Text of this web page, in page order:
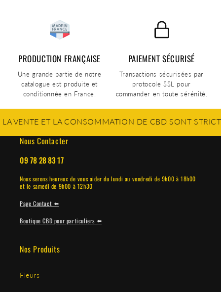
PRODUCTION FRANÇAISE
Une grande partie de notre
catalogue est produite et
conditionnée en France.
PAIEMENT SÉCURISÉ
Transactions sécurisées par
protocole SSL pour
commander en toute sérénité.
ET LA CONSOMMATION DE CBD SONT
Nous Contacter
09 78 28 83 17
Nous serons heureux de vous aider du lundi au vendredi de 9h00 à 18h00
et le samedi de 9h00 à 12h30
Page Contact ⬅️
Boutique CBD pour particuliers ⬅️
Nos Produits
Fleurs